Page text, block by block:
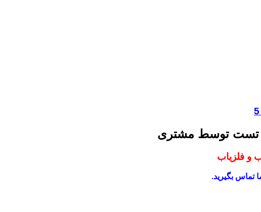
تست توسط مشتری
و فلزیاب
تماس بگیرید.